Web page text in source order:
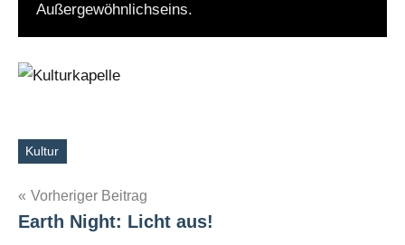
Außergewöhnlichseins.
Schlagwörter
Kultur
Beitragsnavigation
Vorheriger Beitrag
Earth Night: Licht aus!